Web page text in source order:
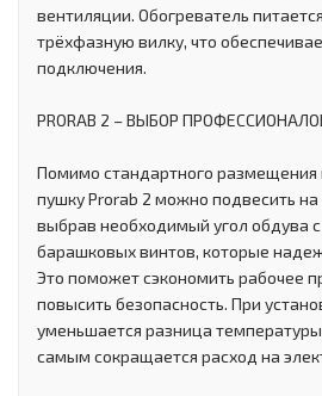
вентиляции. Обогреватель
трёхфазную вилку, что
подключения.
PRORAB 2 – ВЫБОР
Помимо стандартного размещения
пушку Prorab 2 можно подвесить на
выбрав необходимый угол обдува
барашковых винтов, которые
Это поможет сэкономить рабочее
повысить безопасность. При
уменьшается разница
самым сокращается расход на